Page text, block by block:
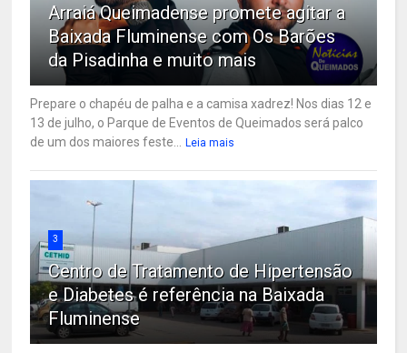
Arraiá Queimadense promete agitar a
Baixada Fluminense com Os Barões
da Pisadinha e muito mais
Prepare o chapéu de palha e a camisa xadrez! Nos dias 12 e
13 de julho, o Parque de Eventos de Queimados será palco
de um dos maiores feste...
Leia mais
3
Centro de Tratamento de Hipertensão
e Diabetes é referência na Baixada
Fluminense